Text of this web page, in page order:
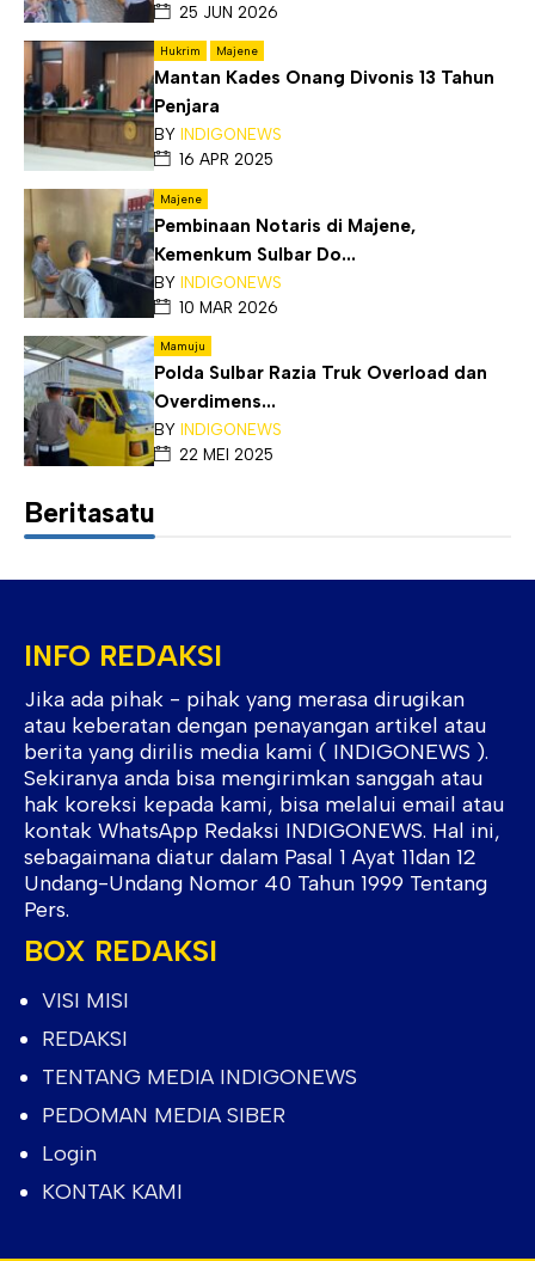
25 JUN 2026
Hukrim Majene
Mantan Kades Onang Divonis 13 Tahun
Penjara
BY INDIGONEWS
16 APR 2025
Majene
Pembinaan Notaris di Majene,
Kemenkum Sulbar Do...
BY INDIGONEWS
10 MAR 2026
Mamuju
Polda Sulbar Razia Truk Overload dan
Overdimens...
BY INDIGONEWS
22 MEI 2025
Beritasatu
INFO REDAKSI
Jika ada pihak - pihak yang merasa dirugikan
atau keberatan dengan penayangan artikel atau
berita yang dirilis media kami ( INDIGONEWS ).
Sekiranya anda bisa mengirimkan sanggah atau
hak koreksi kepada kami, bisa melalui email atau
kontak WhatsApp Redaksi INDIGONEWS. Hal ini,
sebagaimana diatur dalam Pasal 1 Ayat 11dan 12
Undang-Undang Nomor 40 Tahun 1999 Tentang
Pers.
BOX REDAKSI
VISI MISI
REDAKSI
TENTANG MEDIA INDIGONEWS
PEDOMAN MEDIA SIBER
Login
KONTAK KAMI